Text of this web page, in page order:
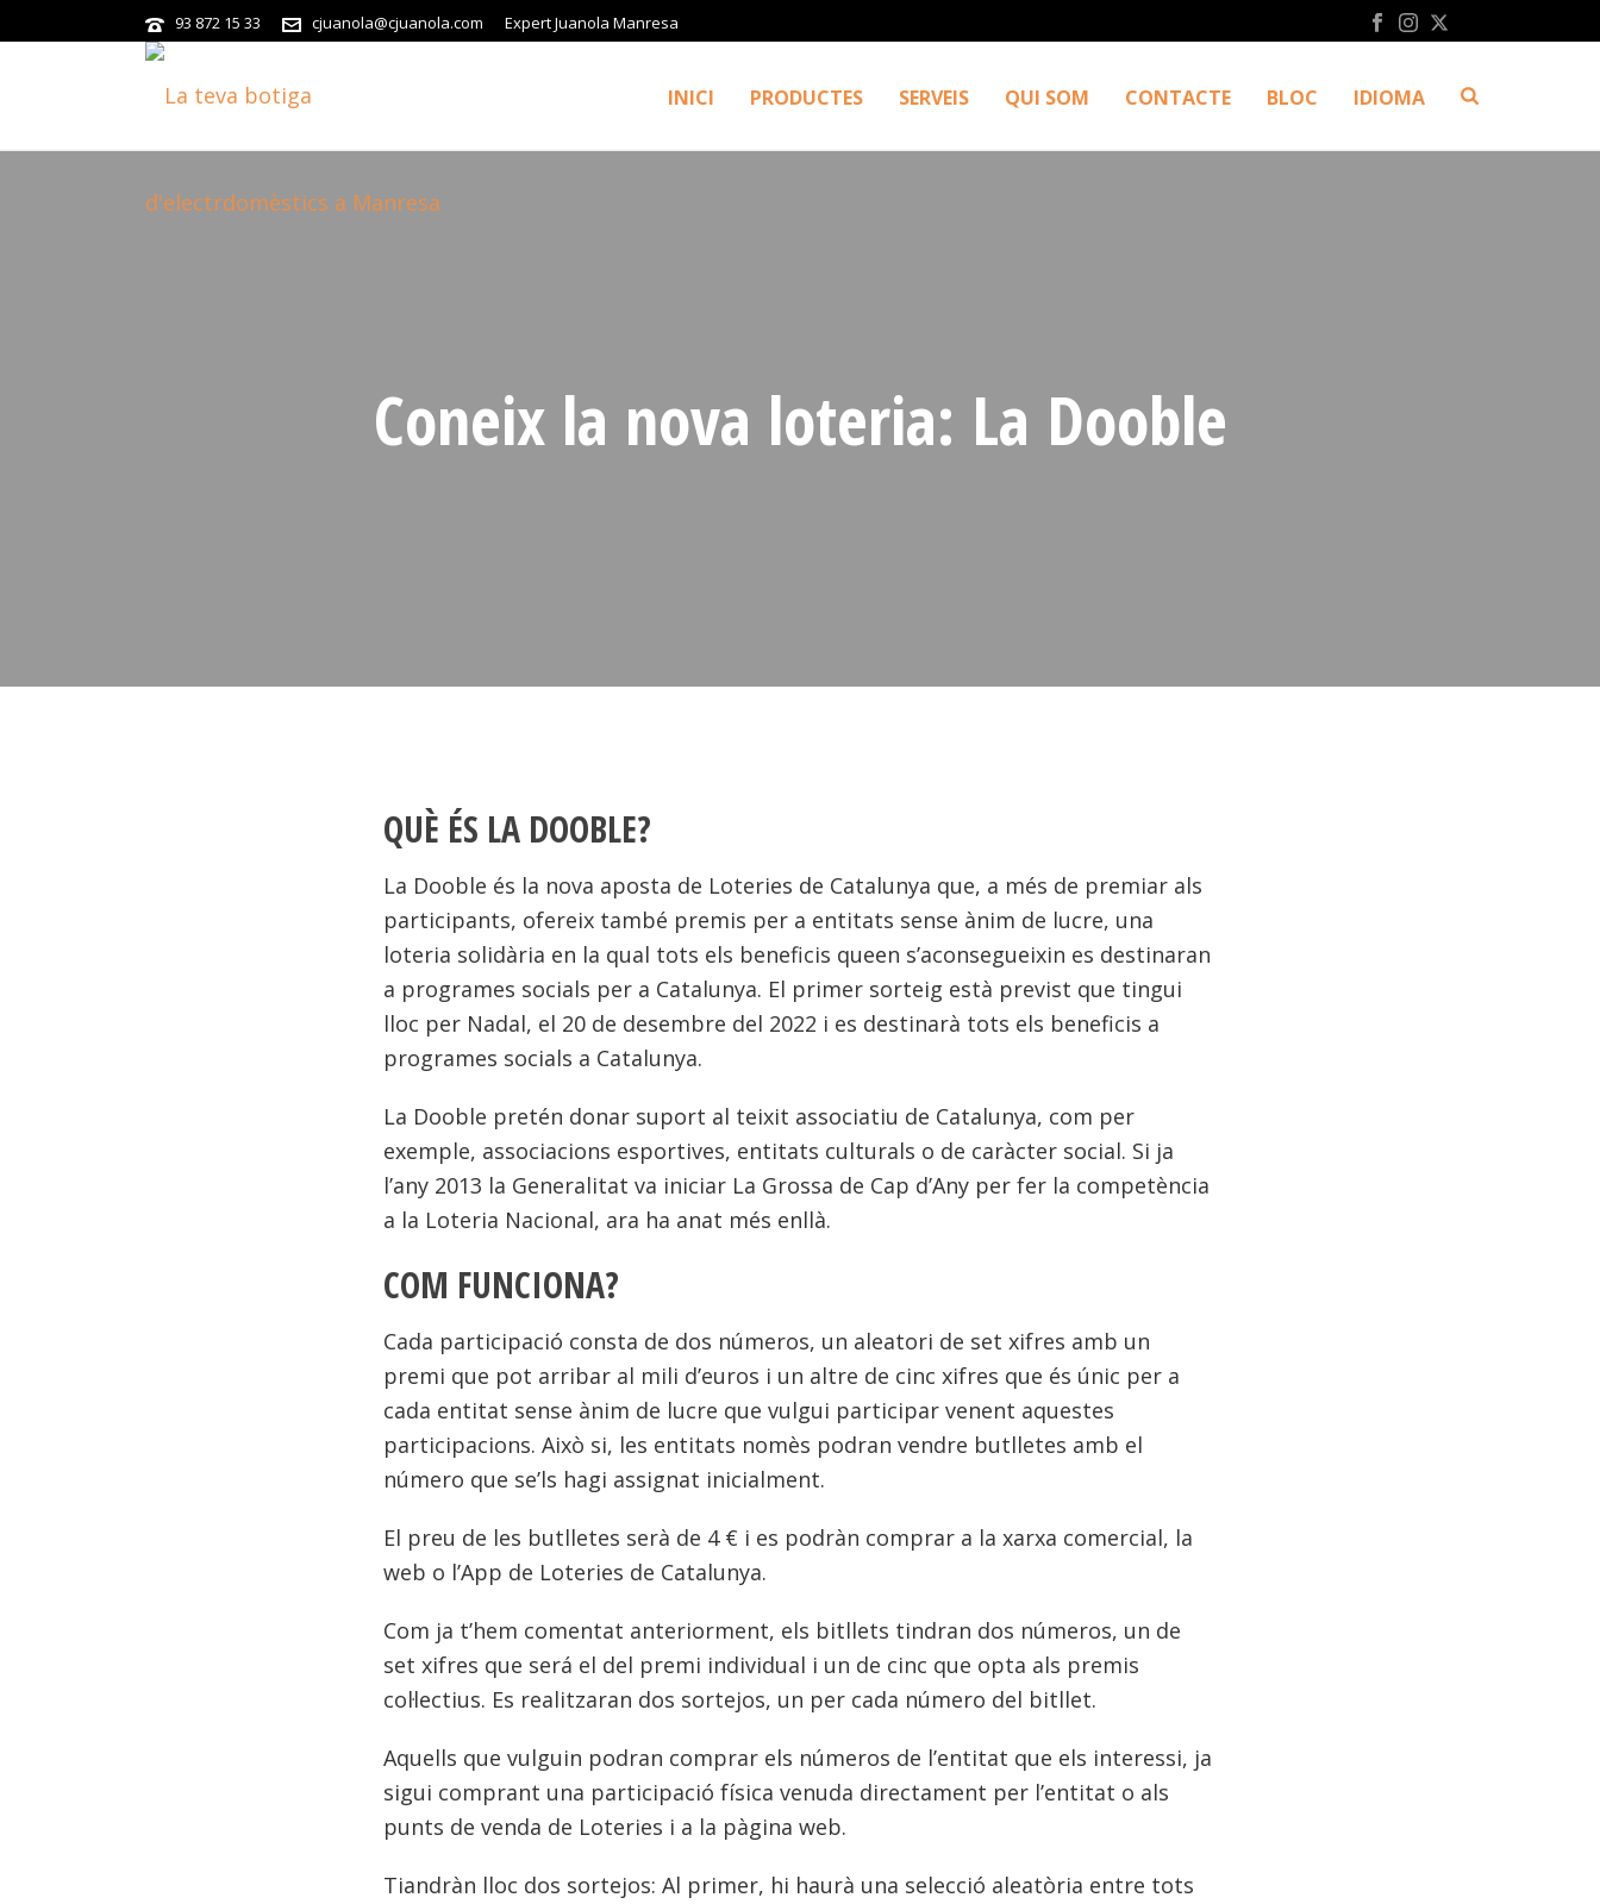
93 872 15 33 cjuanola@cjuanola.com Expert Juanola Manresa
INICI PRODUCTES SERVEIS QUI SOM CONTACTE BLOC IDIOMA
Coneix la nova loteria: La Dooble
QUÈ ÉS LA DOOBLE?
La Dooble és la nova aposta de Loteries de Catalunya que, a més de premiar als
participants, ofereix també premis per a entitats sense ànim de lucre, una
loteria solidària en la qual tots els beneficis queen s’aconsegueixin es destinaran
a programes socials per a Catalunya. El primer sorteig està previst que tingui
lloc per Nadal, el 20 de desembre del 2022 i es destinarà tots els beneficis a
programes socials a Catalunya.
La Dooble pretén donar suport al teixit associatiu de Catalunya, com per
exemple, associacions esportives, entitats culturals o de caràcter social. Si ja
l’any 2013 la Generalitat va iniciar La Grossa de Cap d’Any per fer la competència
a la Loteria Nacional, ara ha anat més enllà.
COM FUNCIONA?
Cada participació consta de dos números, un aleatori de set xifres amb un
premi que pot arribar al mili d’euros i un altre de cinc xifres que és únic per a
cada entitat sense ànim de lucre que vulgui participar venent aquestes
participacions. Això si, les entitats nomès podran vendre butlletes amb el
número que se’ls hagi assignat inicialment.
El preu de les butlletes serà de 4 € i es podràn comprar a la xarxa comercial, la
web o l’App de Loteries de Catalunya.
Com ja t’hem comentat anteriorment, els bitllets tindran dos números, un de
set xifres que será el del premi individual i un de cinc que opta als premis
col·lectius. Es realitzaran dos sortejos, un per cada número del bitllet.
Aquells que vulguin podran comprar els números de l’entitat que els interessi, ja
sigui comprant una participació física venuda directament per l’entitat o als
punts de venda de Loteries i a la pàgina web.
Tiandràn lloc dos sortejos: Al primer, hi haurà una selecció aleatòria entre tots